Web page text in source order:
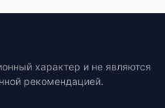
характер и не являются
рекомендацией.